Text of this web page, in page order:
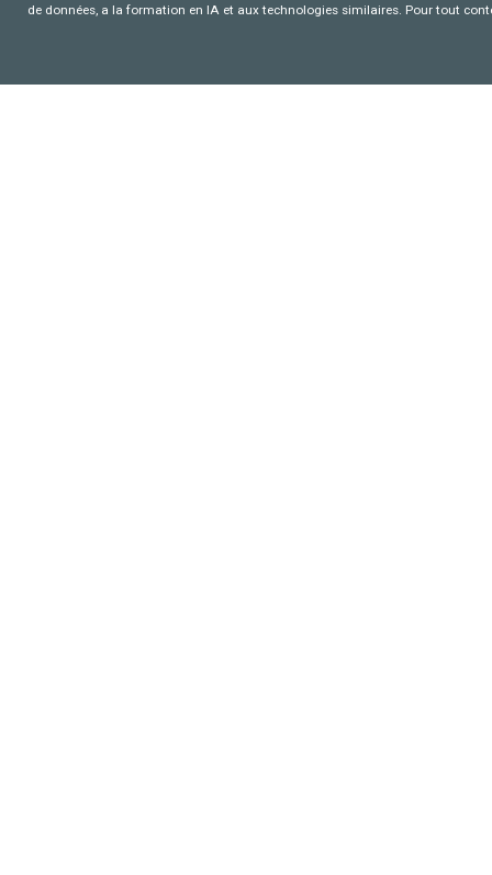
de données, a la formation en IA et aux technologies similaires. Pour tout